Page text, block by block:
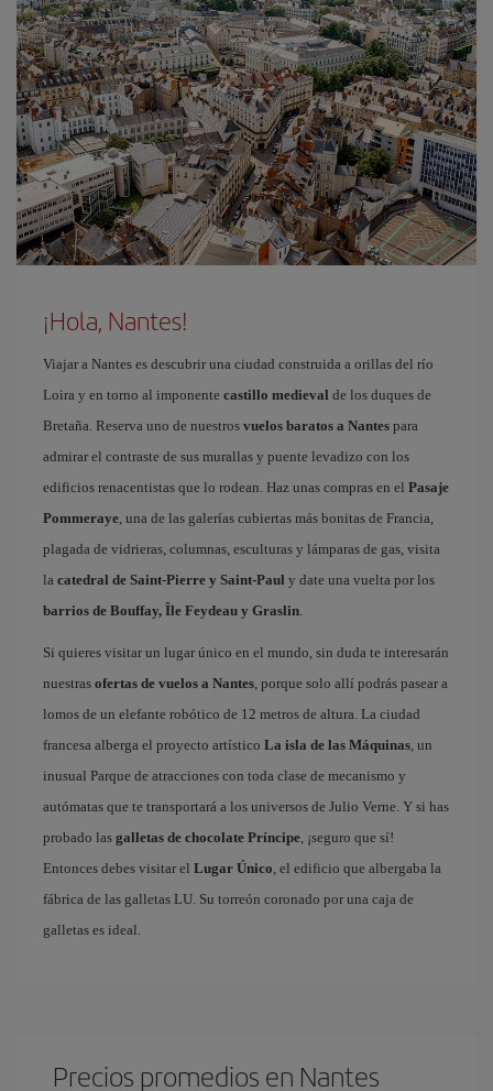
¡Hola, Nantes!
Viajar a Nantes es descubrir una ciudad construida a orillas del río
Loira y en torno al imponente castillo medieval de los duques de
Bretaña. Reserva uno de nuestros vuelos baratos a Nantes para
admirar el contraste de sus murallas y puente levadizo con los
edificios renacentistas que lo rodean. Haz unas compras en el Pasaje
Pommeraye, una de las galerías cubiertas más bonitas de Francia,
plagada de vidrieras, columnas, esculturas y lámparas de gas, visita
la catedral de Saint-Pierre y Saint-Paul y date una vuelta por los
barrios de Bouffay, Île Feydeau y Graslin.
Si quieres visitar un lugar único en el mundo, sin duda te interesarán
nuestras ofertas de vuelos a Nantes, porque solo allí podrás pasear a
lomos de un elefante robótico de 12 metros de altura. La ciudad
francesa alberga el proyecto artístico La isla de las Máquinas, un
inusual Parque de atracciones con toda clase de mecanismo y
autómatas que te transportará a los universos de Julio Verne. Y si has
probado las galletas de chocolate Príncipe, ¡seguro que sí!
Entonces debes visitar el Lugar Único, el edificio que albergaba la
fábrica de las galletas LU. Su torreón coronado por una caja de
galletas es ideal.
Precios promedios en Nantes